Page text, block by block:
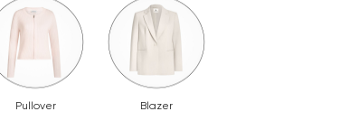
Pullover Blazer